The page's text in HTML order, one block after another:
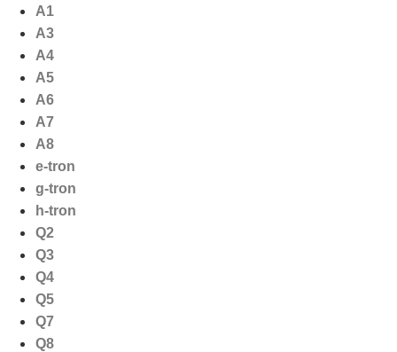
naar
inhoud
A1
A3
A4
A5
A6
A7
A8
e-tron
g-tron
h-tron
Q2
Q3
Q4
Q5
Q7
Q8